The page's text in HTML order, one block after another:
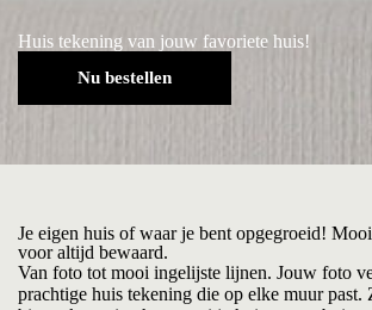
Huis tekening van jouw favoriete huis!
Nu bestellen
Je eigen huis of waar je bent opgegroeid!
voor altijd bewaard.
Van foto tot mooi ingelijste lijnen. Jouw foto
prachtige huis tekening die op elke muur past.